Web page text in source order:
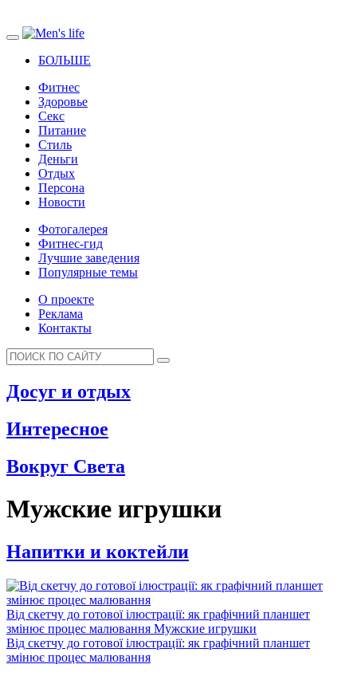
БОЛЬШЕ
Фитнес
Здоровье
Секс
Питание
Стиль
Деньги
Отдых
Персона
Новости
Фотогалерея
Фитнес-гид
Лучшие заведения
Популярные темы
О проекте
Реклама
Контакты
Досуг и отдых
Интересное
Вокруг Света
Мужские игрушки
Напитки и коктейли
Від скетчу до готової ілюстрації: як графічний планшет
змінює процес малювання Мужские игрушки
Від скетчу до готової ілюстрації: як графічний планшет
змінює процес малювання